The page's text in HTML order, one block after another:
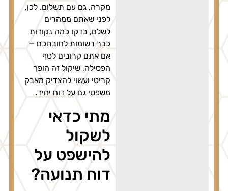
מקרה, גם עם תשלום. לכן,
לפני שאתם ממהרים
לשלם, בדקו כמה נקודות
כבר רשומות לחובתכם —
אם אתם קרובים לסף
הפסילה, שיקול זה הופך
קריטי ועשוי להצדיק מאבק
משפטי גם על דוח יחיד.
מתי כדאי
לשקול
להישפט על
דוח תנועה?